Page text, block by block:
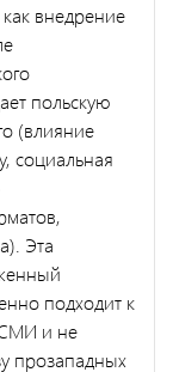
внедрение
польскую
(влияние
социальная
Эта
подходит к
и не
прозападных